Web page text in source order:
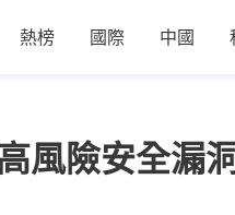
熱榜 國際 中國
風險安全漏